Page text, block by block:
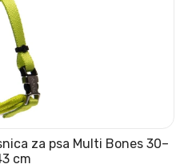
za psa Multi Bones 30–
cm